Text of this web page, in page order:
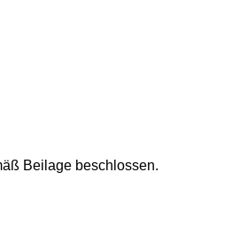
Beilage beschlossen.